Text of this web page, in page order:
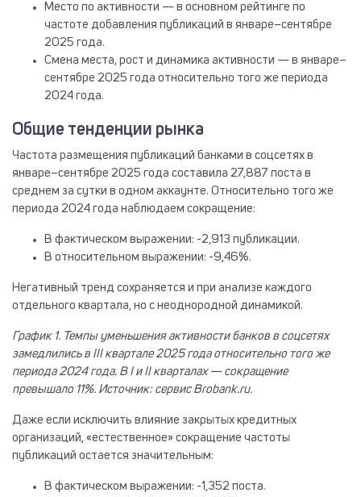
Место по активности — в основном рейтинге по
частоте добавления публикаций в январе–сентябре
2025 года.
Смена места, рост и динамика активности — в январе–
сентябре 2025 года относительно того же периода
2024 года.
Общие тенденции рынка
Частота размещения публикаций банками в соцсетях в
январе–сентябре 2025 года составила 27,887 поста в
среднем за сутки в одном аккаунте. Относительно того же
периода 2024 года наблюдаем сокращение:
В фактическом выражении: -2,913 публикации.
В относительном выражении: -9,46%.
Негативный тренд сохраняется и при анализе каждого
отдельного квартала, но с неоднородной динамикой.
График 1. Темпы уменьшения активности банков в соцсетях
замедлились в III квартале 2025 года относительно того же
периода 2024 года. В I и II кварталах — сокращение
превышало 11%. Источник: сервис Brobank.ru.
Даже если исключить влияние закрытых кредитных
организаций, «естественное» сокращение частоты
публикаций остается значительным:
В фактическом выражении: -1,352 поста.